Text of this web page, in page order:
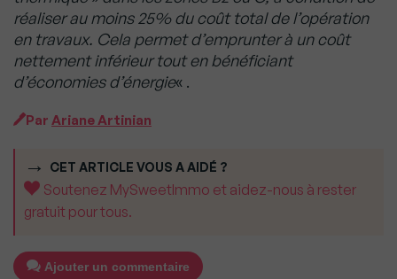
réaliser au moins 25% du coût total de l’opération
en travaux. Cela permet d’emprunter à un coût
nettement inférieur tout en bénéficiant
d’économies d’énergie« .
Par Ariane Artinian
CET ARTICLE VOUS A AIDÉ ?
Soutenez MySweetImmo et aidez-nous à rester
gratuit pour tous.
Ajouter un commentaire